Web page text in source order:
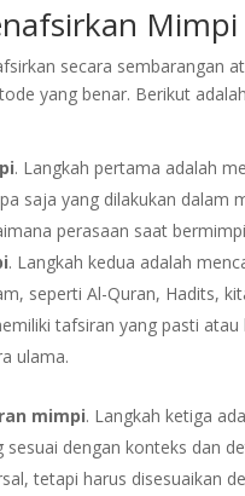
secara sembarangan
yang benar. Berikut
. Langkah pertama adalah
saja yang dilakukan
perasaan saat
. Langkah kedua adalah
seperti Al-Quran, Hadits,
tafsiran yang pasti
ulama.
mimpi. Langkah ketiga
sesuai dengan konteks dan
tetapi harus disesuaikan